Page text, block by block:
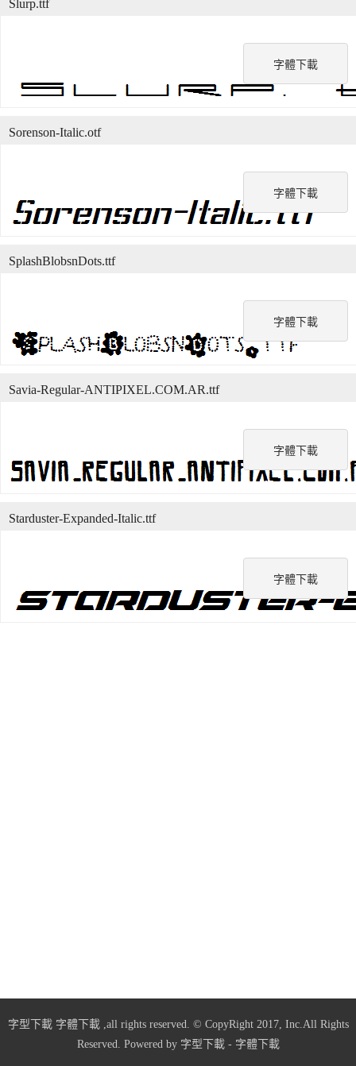
字體下載
Slurp.ttf
字體下載
Sorenson-Italic.otf
字體下載
SplashBlobsnDots.ttf
字體下載
Savia-Regular-ANTIPIXEL.COM.AR.ttf
字體下載
Starduster-Expanded-Italic.ttf
字型下載 字體下載,all rights reserved. © CopyRight 2017, Inc.All Rights
Reserved. Powered by 字型下載- 字體下載